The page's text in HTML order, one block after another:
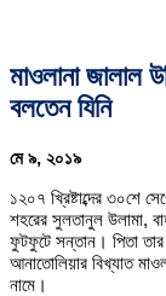
মাওলানা জালাল
বলতেন যিনি
মে ৯, ২০১৯
১২০৭ খ্রিষ্টাব্দের ৩০শে
শহরের সুলতানুল উলামা,
ফুটফুটে সন্তান। পিতা তার
আনাতোলিয়ার বিখ্যাত
নামে।